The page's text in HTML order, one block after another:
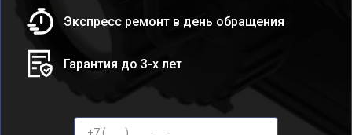
Экспресс ремонт в день обращения
Гарантия до 3-х лет